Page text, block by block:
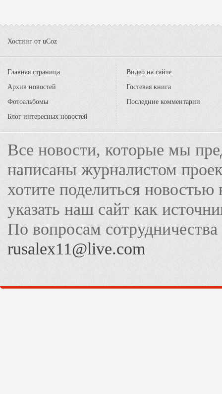
Хостинг от uCoz
Главная страница
Архив новостей
Фотоальбомы
Блог интересных новостей
Видео на сайте
Гостевая книга
Последние комментарии
Все новости, которые мы
написаны журналистом
хотите поделиться
указать наш сайт как
По вопросам
rusalex11@live.com